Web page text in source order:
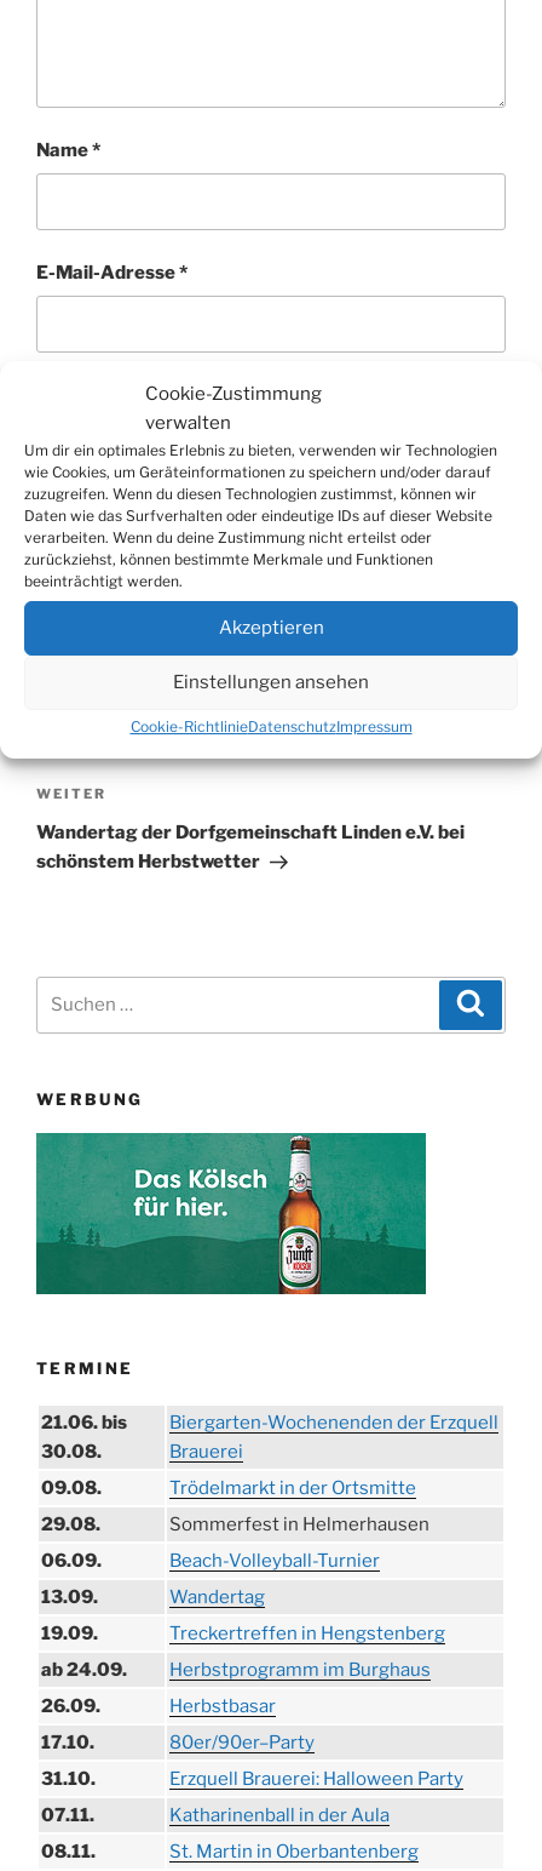
Cookie-Zustimmung
verwalten
Um dir ein optimales Erlebnis zu bieten, verwenden wir Technologien
wie Cookies, um Geräteinformationen zu speichern und/oder darauf
zuzugreifen. Wenn du diesen Technologien zustimmst, können wir
Daten wie das Surfverhalten oder eindeutige IDs auf dieser Website
verarbeiten. Wenn du deine Zustimmung nicht erteilst oder
zurückziehst, können bestimmte Merkmale und Funktionen
beeinträchtigt werden.
Akzeptieren
Einstellungen ansehen
Cookie-RichtlinieDatenschutzImpressum
Name*
E-Mail-Adresse*
Beitragsnavigation
Sachschaden
Nächster
Beitrag
WEITER
Wandertag der Dorfgemeinschaft Linden e.V. bei
schönstem Herbstwetter
WERBUNG
TERMINE
21.06. bis
30.08.
Biergarten-Wochenenden der Erzquell
Brauerei
09.08.
Trödelmarkt in der Ortsmitte
29.08.
Sommerfest in Helmerhausen
06.09.
Beach-Volleyball-Turnier
13.09.
Wandertag
19.09.
Treckertreffen in Hengstenberg
ab 24.09.
Herbstprogramm im Burghaus
26.09.
Herbstbasar
17.10.
80er/90er–Party
31.10.
Erzquell Brauerei: Halloween Party
07.11.
Katharinenball in der Aula
08.11.
St. Martin in Oberbantenberg